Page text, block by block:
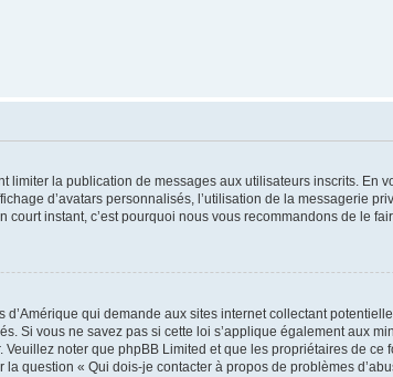
limiter la publication de messages aux utilisateurs inscrits. En
d’avatars personnalisés, l’utilisation de la messagerie
court instant, c’est pourquoi nous vous recommandons de le
qui demande aux sites internet collectant
Si vous ne savez pas si cette loi s’applique également aux
noter que phpBB Limited et que les propriétaires de ce
question « Qui dois-je contacter à propos de problèmes